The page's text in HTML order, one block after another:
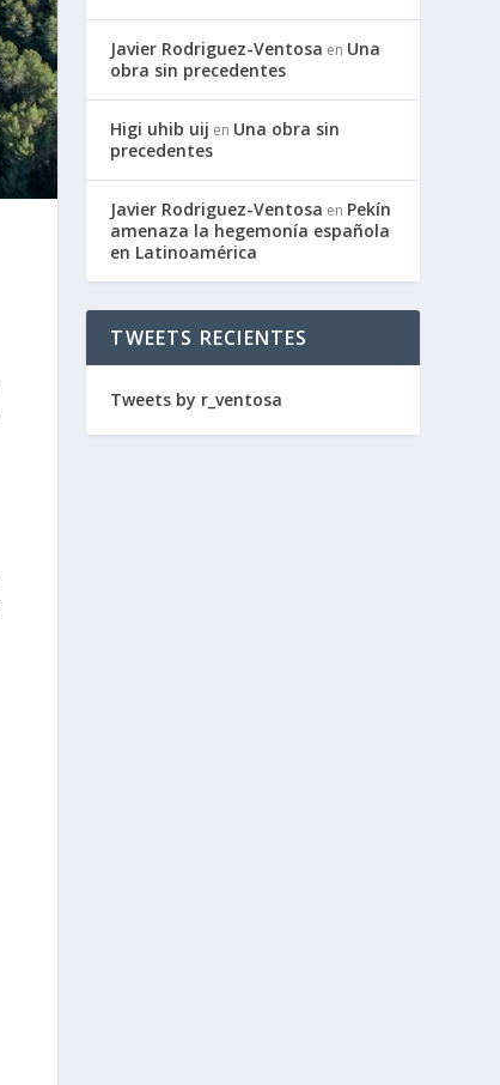
Javier Rodriguez-Ventosa en Una
obra sin precedentes
Higi uhib uij en Una obra sin
precedentes
Javier Rodriguez-Ventosa en Pekín
amenaza la hegemonía española
en Latinoamérica
TWEETS RECIENTES
Tweets by r_ventosa